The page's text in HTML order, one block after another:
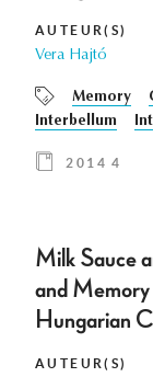
AUTEUR(S)
Vera Hajtó
Memory
Interbellum
2014 4
Milk Sauce
and
Hungarian
AUTEUR(S)